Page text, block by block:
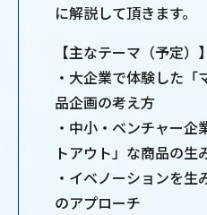
に解説して頂きます。
【主なテーマ（予定）】
・大企業で体験した
品企画の考え方
・中小・ベンチャー企
トアウト」な商品の生
・イベノーションを
のアプローチ